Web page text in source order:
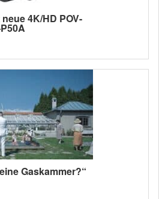
4K/HD POV-
Gaskammer?“